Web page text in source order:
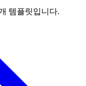
템플릿입니다.